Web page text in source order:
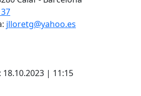
jlloretg@yahoo.es
| 11:15